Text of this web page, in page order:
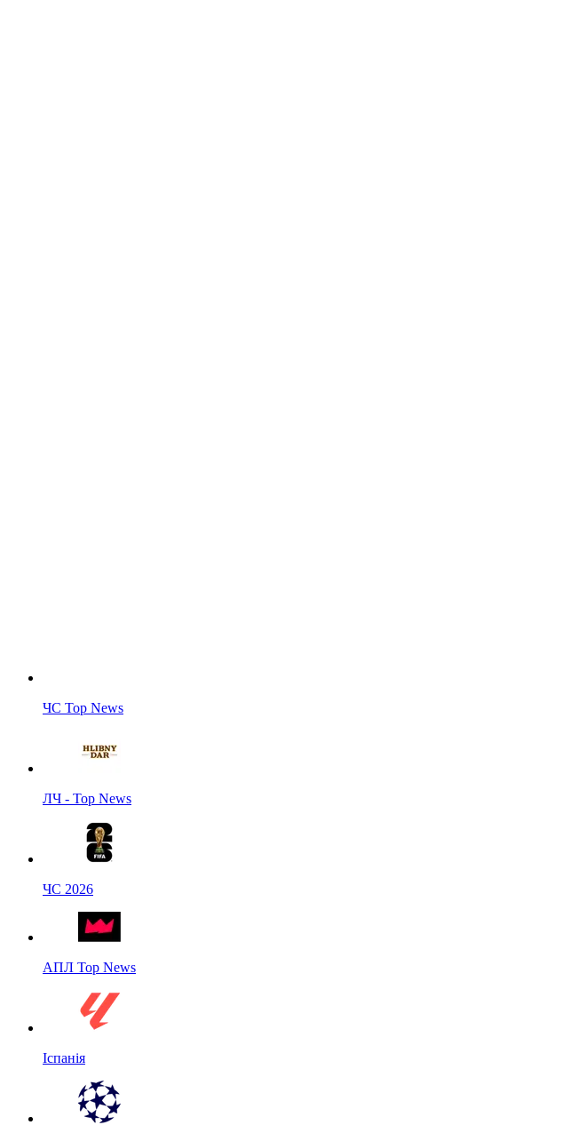
ЧС Top News
ЛЧ - Top News
ЧС 2026
АПЛ Top News
Іспанія